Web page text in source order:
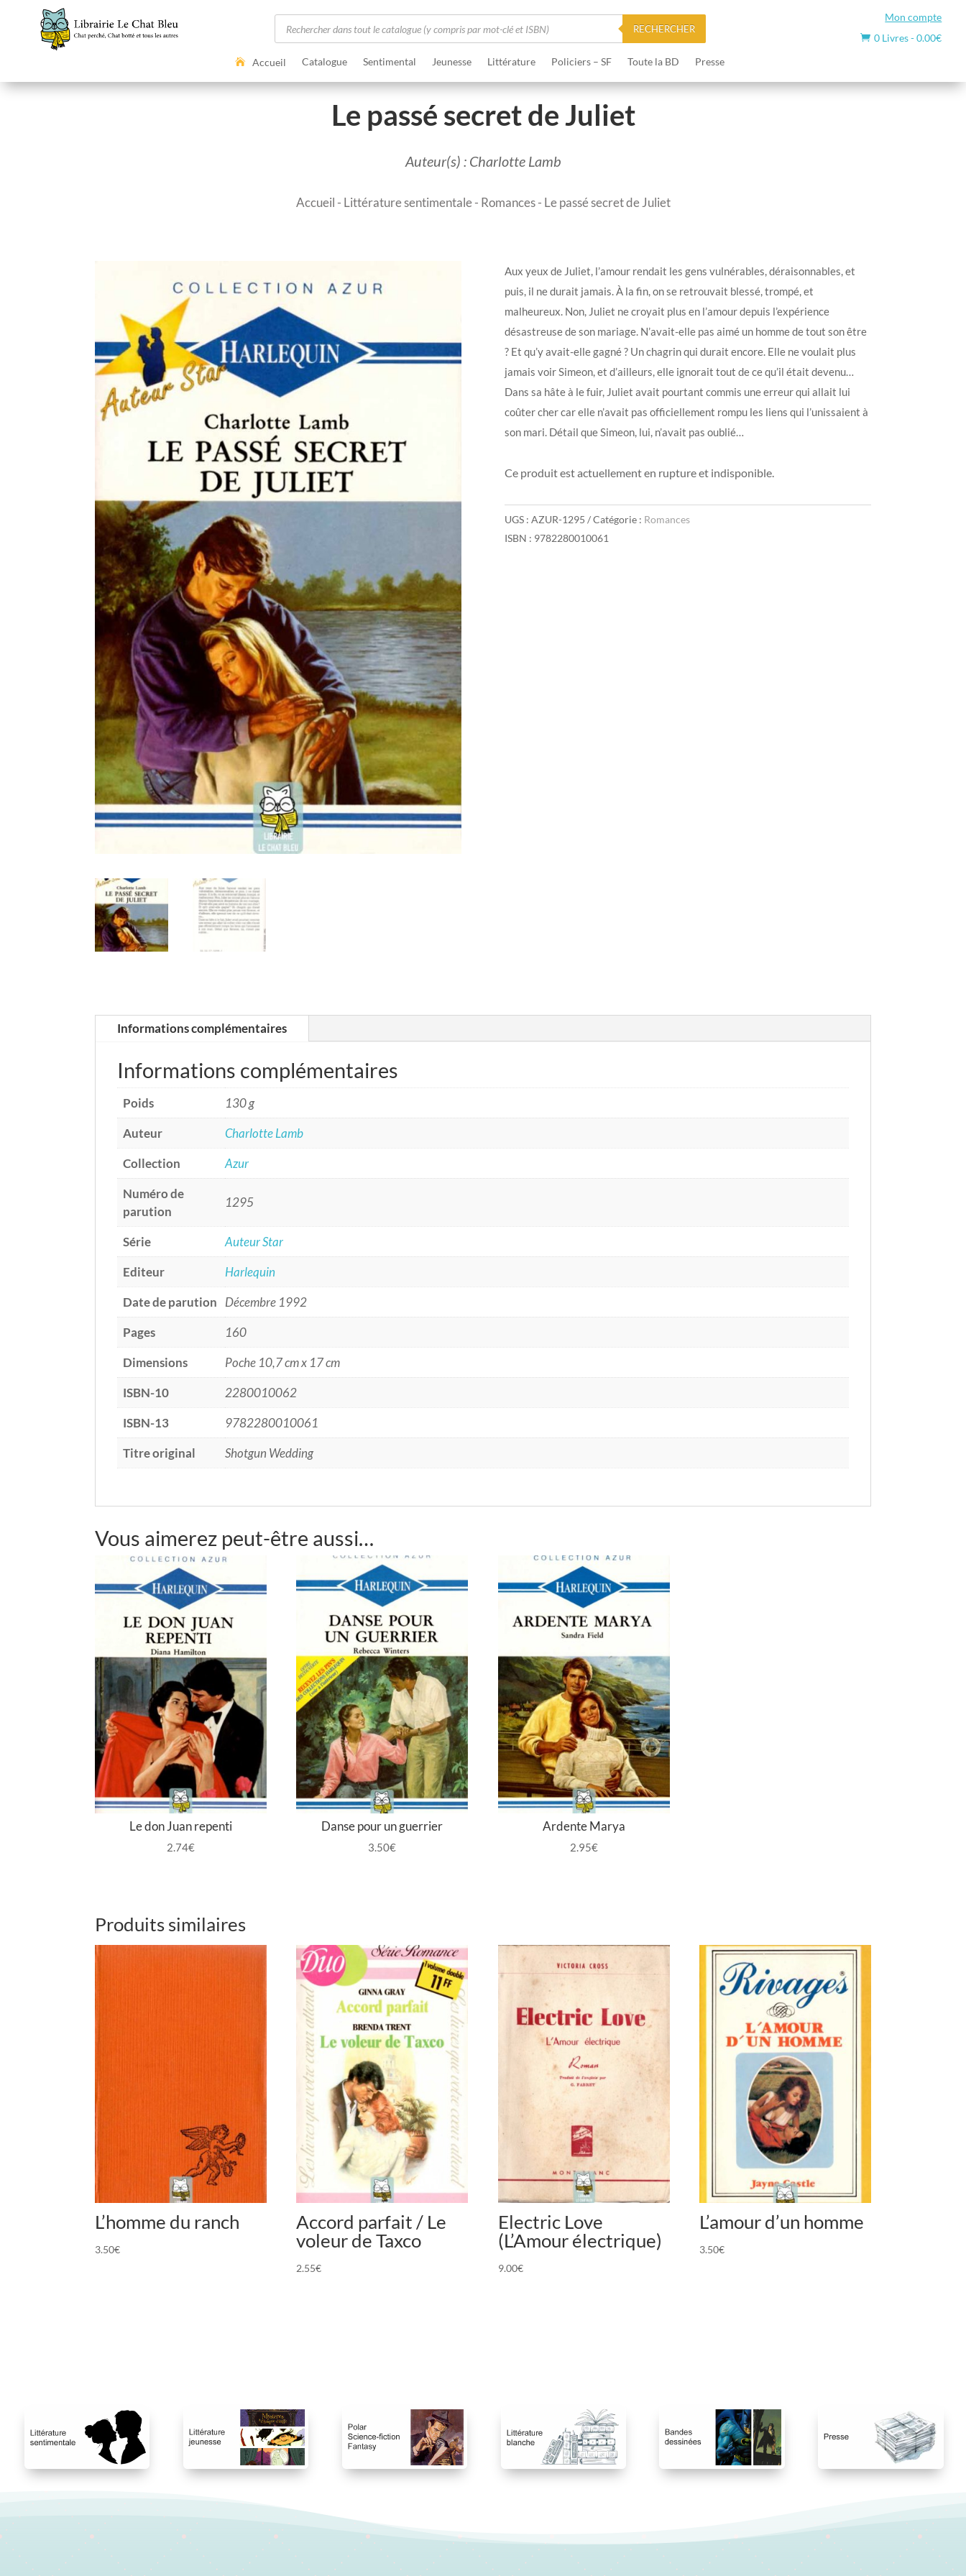
Recherche
de
produits
RECHERCHER
Mon compte
 0 Livres-0.00€
Accueil
Catalogue Sentimental Jeunesse Littérature Policiers – SF Toute la BD Presse
Le passé secret de Juliet
Auteur(s) : Charlotte Lamb
Accueil - Littérature sentimentale- Romances- Le passé secret de Juliet
Aux yeux de Juliet, l’amour rendait les gens vulnérables, déraisonnables, et
puis, il ne durait jamais. À la fin, on se retrouvait blessé, trompé, et
malheureux. Non, Juliet ne croyait plus en l’amour depuis l’expérience
désastreuse de son mariage. N’avait-elle pas aimé un homme de tout son être
? Et qu’y avait-elle gagné ? Un chagrin qui durait encore. Elle ne voulait plus
jamais voir Simeon, et d’ailleurs, elle ignorait tout de ce qu’il était devenu…
Dans sa hâte à le fuir, Juliet avait pourtant commis une erreur qui allait lui
coûter cher car elle n’avait pas officiellement rompu les liens qui l’unissaient à
son mari. Détail que Simeon, lui, n’avait pas oublié…
Ce produit est actuellement en rupture et indisponible.
UGS : AZUR-1295 Catégorie : Romances
ISBN : 9782280010061
Informations complémentaires
Informations complémentaires
Poids
130 g
Auteur
Charlotte Lamb
Collection
Azur
Numéro de
parution
1295
Série
Auteur Star
Editeur
Harlequin
Date de parution
Décembre 1992
Pages
160
Dimensions
Poche 10,7 cm x 17 cm
ISBN-10
2280010062
ISBN-13
9782280010061
Titre original
Shotgun Wedding
Vous aimerez peut-être aussi…
Le don Juan repenti
2.74€
Danse pour un guerrier
3.50€
Ardente Marya
2.95€
Produits similaires
L’homme du ranch
3.50€
Accord parfait / Le
voleur de Taxco
2.55€
Electric Love
(L’Amour électrique)
9.00€
L’amour d’un homme
3.50€